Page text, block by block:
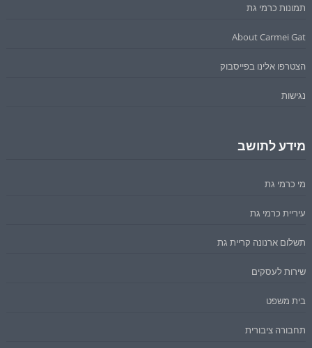
תמונות כרמי גת
About Carmei Gat
הצטרפו אלינו בפייסבוק
נגישות
מידע לתושב
מי כרמי גת
עיריית כרמי גת
תשלום ארנונה קריית גת
שירות לעסקים
בית משפט
תחבורה ציבורית